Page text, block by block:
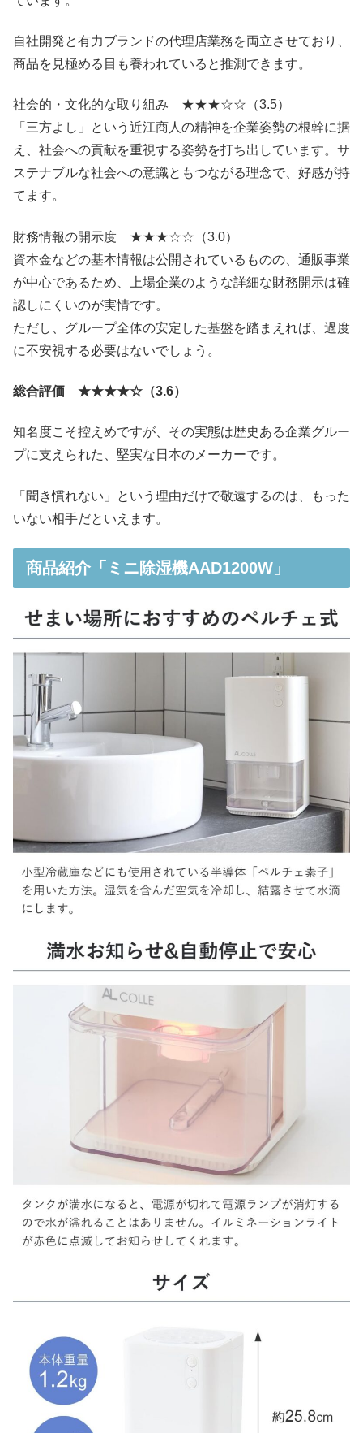
自社開発と有力ブランドの代理店業務を両立させており、
商品を見極める目も養われていると推測できます。
社会的・文化的な取り組み ★★★☆☆（3.5）
「三方よし」という近江商人の精神を企業姿勢の根幹に据
え、社会への貢献を重視する姿勢を打ち出しています。サ
ステナブルな社会への意識ともつながる理念で、好感が持
てます。
財務情報の開示度 ★★★☆☆（3.0）
資本金などの基本情報は公開されているものの、通販事業
が中心であるため、上場企業のような詳細な財務開示は確
認しにくいのが実情です。
ただし、グループ全体の安定した基盤を踏まえれば、過度
に不安視する必要はないでしょう。
総合評価 ★★★★☆（3.6）
知名度こそ控えめですが、その実態は歴史ある企業グルー
プに支えられた、堅実な日本のメーカーです。
「聞き慣れない」という理由だけで敬遠するのは、もった
いない相手だといえます。
商品紹介「ミニ除湿機AAD1200W」